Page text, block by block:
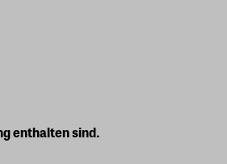
enthalten sind.